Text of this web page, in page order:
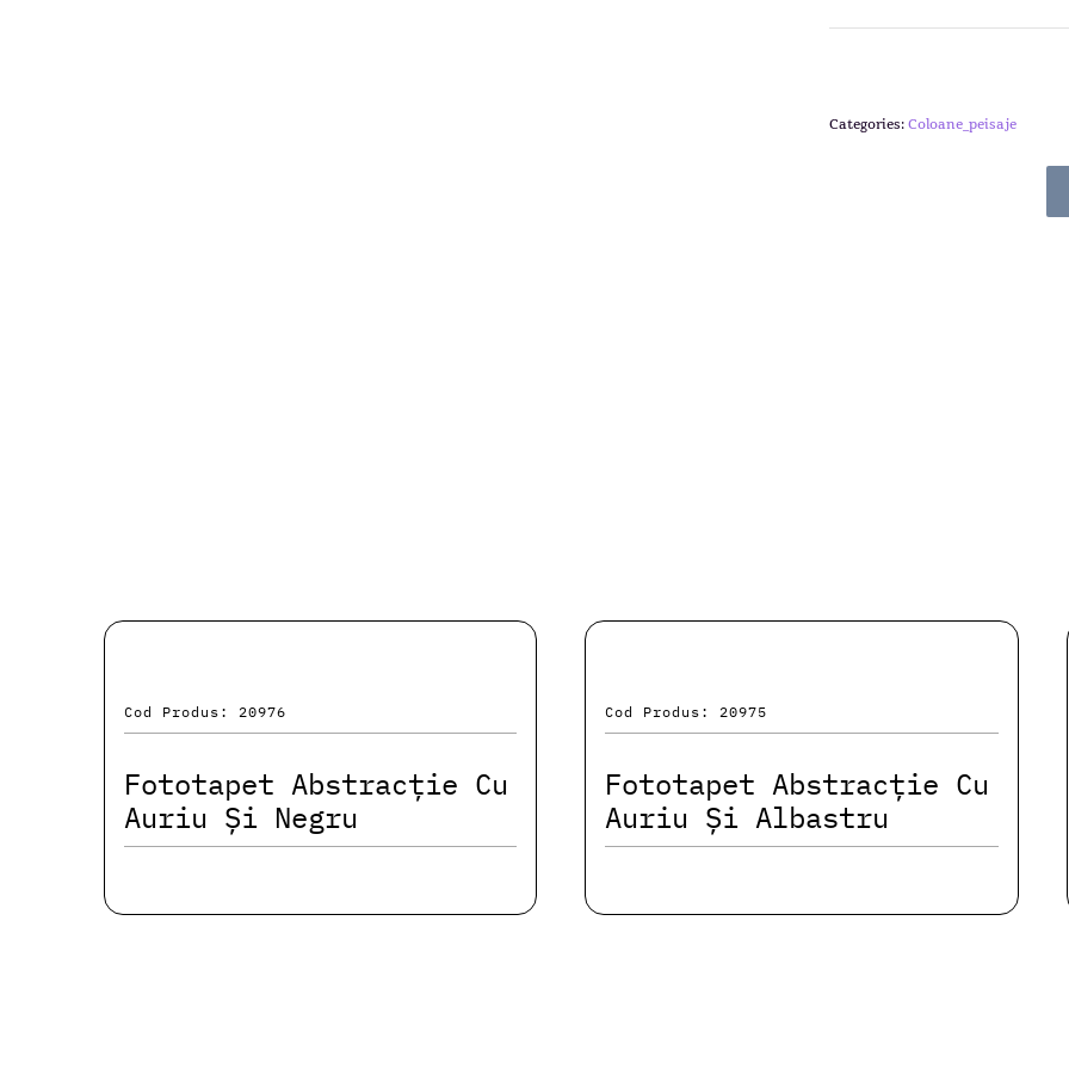
Categories:Coloane_peisaje
Cod Produs: 20976
Fototapet Abstracție Cu
Auriu Și Negru
Cod Produs: 20975
Fototapet Abstracție Cu
Auriu Și Albastru